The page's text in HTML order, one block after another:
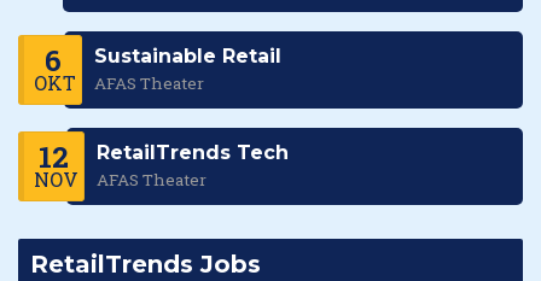
6
OKT
Sustainable Retail
AFAS Theater
12
NOV
RetailTrends Tech
AFAS Theater
RetailTrends Jobs